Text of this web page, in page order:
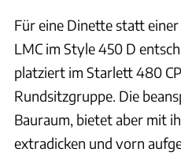
Für eine Dinette statt
LMC im Style 450 D
platziert im Starlett 480
Rundsitzgruppe. Die
Bauraum, bietet aber mit
extradicken und vorn